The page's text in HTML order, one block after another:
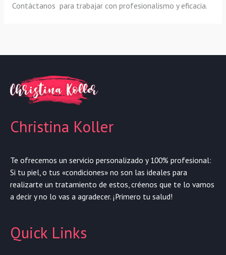
Contáctanos para trabajar con profesionalismo y eficacia.
Christina Koller
Te ofrecemos un servicio personalizado y 100% profesional:
Si tu piel, o tus «condiciones» no son las ideales para
realizarte un tratamiento de estos, créenos que te lo vamos
a decir y no lo vas a agradecer. ¡Primero tu salud!
Quick Links